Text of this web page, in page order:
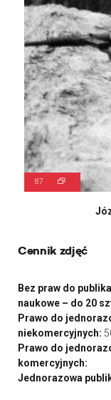
87
Cennik zdjęć
Bez praw do
naukowe – do 20
Prawo do
niekomercyjnych:
Prawo do
komercyjnych:
Jednorazowa